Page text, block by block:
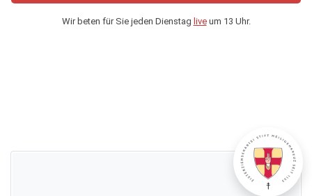
Wir beten für Sie jeden Dienstag liveum 13 Uhr.